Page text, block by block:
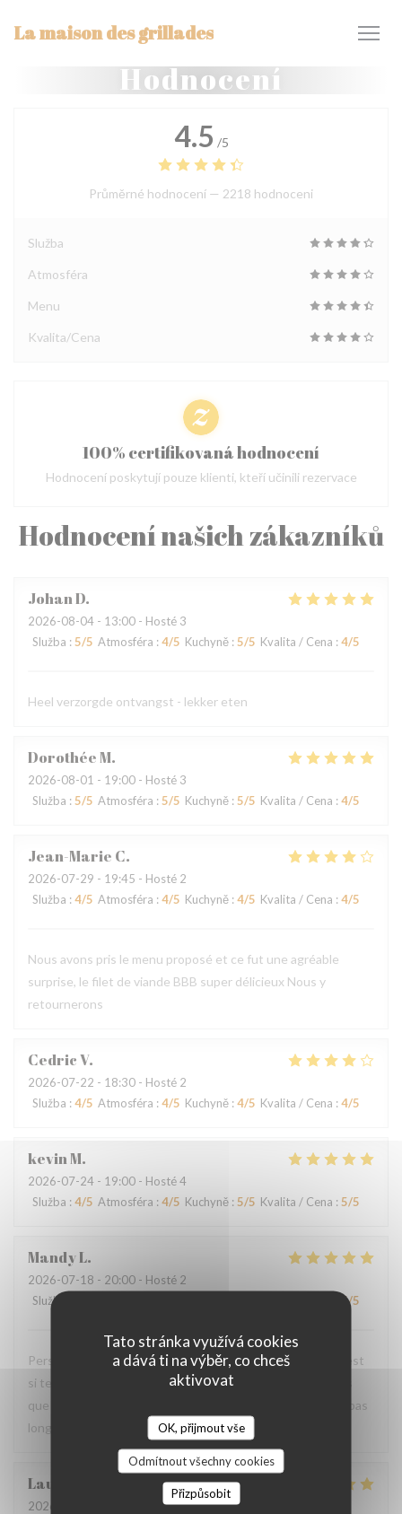
Tato stránka využívá cookies
a dává ti na výběr, co chceš
aktivovat
OK, přijmout vše
Odmítnout všechny cookies
Přizpůsobit
La maison des grillades
Hodnocení
Hodnocení našich zákazníků
JohanD
2026-08-04 - 13:00 - Hosté 3
Služba : 5/5 Atmosféra : 4/5 Kuchyně : 5/5 Kvalita / Cena : 4/5
Heel verzorgde ontvangst - lekker eten
DorothéeM
2026-08-01 - 19:00 - Hosté 3
Služba : 5/5 Atmosféra : 5/5 Kuchyně : 5/5 Kvalita / Cena : 4/5
Jean-Marie C
2026-07-29 - 19:45 - Hosté 2
Služba : 4/5 Atmosféra : 4/5 Kuchyně : 4/5 Kvalita / Cena : 4/5
Nous avons pris le menu proposé et ce fut une agréable
surprise, le filet de viande BBB super délicieux Nous y
retournerons
CedricV
2026-07-22 - 18:30 - Hosté 2
Služba : 4/5 Atmosféra : 4/5 Kuchyně : 4/5 Kvalita / Cena : 4/5
kevinM
2026-07-24 - 19:00 - Hosté 4
Služba : 4/5 Atmosféra : 4/5 Kuchyně : 5/5 Kvalita / Cena : 5/5
MandyL
2026-07-18 - 20:00 - Hosté 2
Služba
5/5
Personnel très agréable et à l'écoute du client. La viande est
si tendre et tous les accompagnements sont exquis ! Plus
que ravis de votre restaurant et nous y reviendrons dans pas
longtemps.
Laurence
2026-07-20
- 19:30 - Hosté 4
4.5 /5
Průměrné hodnocení — 2218 hodnoceni
Služba
Atmosféra
Menu
Kvalita/Cena
100% certifikovaná hodnocení
Hodnocení poskytují pouze klienti, kteří učinili rezervace